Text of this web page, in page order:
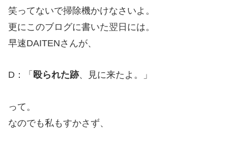
笑ってないで掃除機かけなさいよ。
更にこのブログに書いた翌日には。
早速DAITENさんが、
D：「 殴られた跡、見に来たよ。」
って。
なのでも私もすかさず、